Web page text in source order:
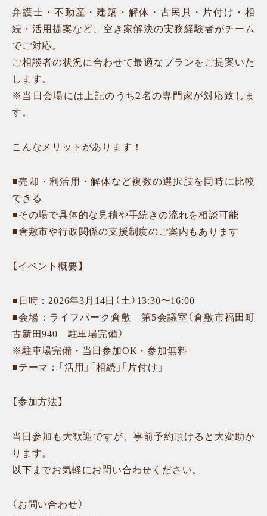
弁護士・不動産・建築・解体・古民具・片付け・相
続・活用提案など、空き家解決の実務経験者がチーム
でご対応。
ご相談者の状況に合わせて最適なプランをご提案いた
します。
※当日会場には上記のうち2名の専門家が対応致しま
す。
こんなメリットがあります！
■売却・利活用・解体など複数の選択肢を同時に比較
できる
■その場で具体的な見積や手続きの流れを相談可能
■倉敷市や行政関係の支援制度のご案内もあります
【イベント概要】
■日時：2026年3月14日（土）13:30〜16:00
■会場：ライフパーク倉敷 第5会議室（倉敷市福田町
古新田940 駐車場完備）
※駐車場完備・当日参加OK・参加無料
■テーマ：「活用」「相続」「片付け」
【参加方法】
当日参加も大歓迎ですが、事前予約頂けると大変助か
ります。
以下までお気軽にお問い合わせください。
（お問い合わせ）